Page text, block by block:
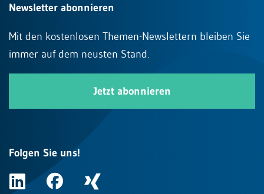
Newsletter abonnieren
Mit den kostenlosen Themen-Newslettern bleiben Sie
immer auf dem neusten Stand.
Jetzt abonnieren
Folgen Sie uns!